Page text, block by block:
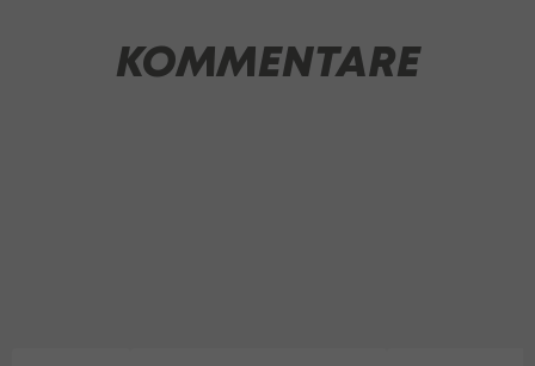
KOMMENTARE